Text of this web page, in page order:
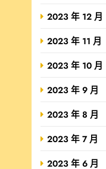
2023 年 12 月
2023 年 11 月
2023 年 10 月
2023 年 9 月
2023 年 8 月
2023 年 7 月
2023 年 6 月